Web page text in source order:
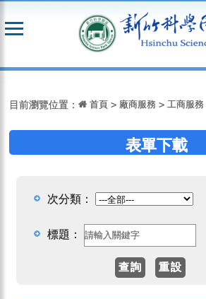
到
目前瀏覽位置： 首頁 > 廠商服務 >工商服務
表單下載
次分類：
標題：